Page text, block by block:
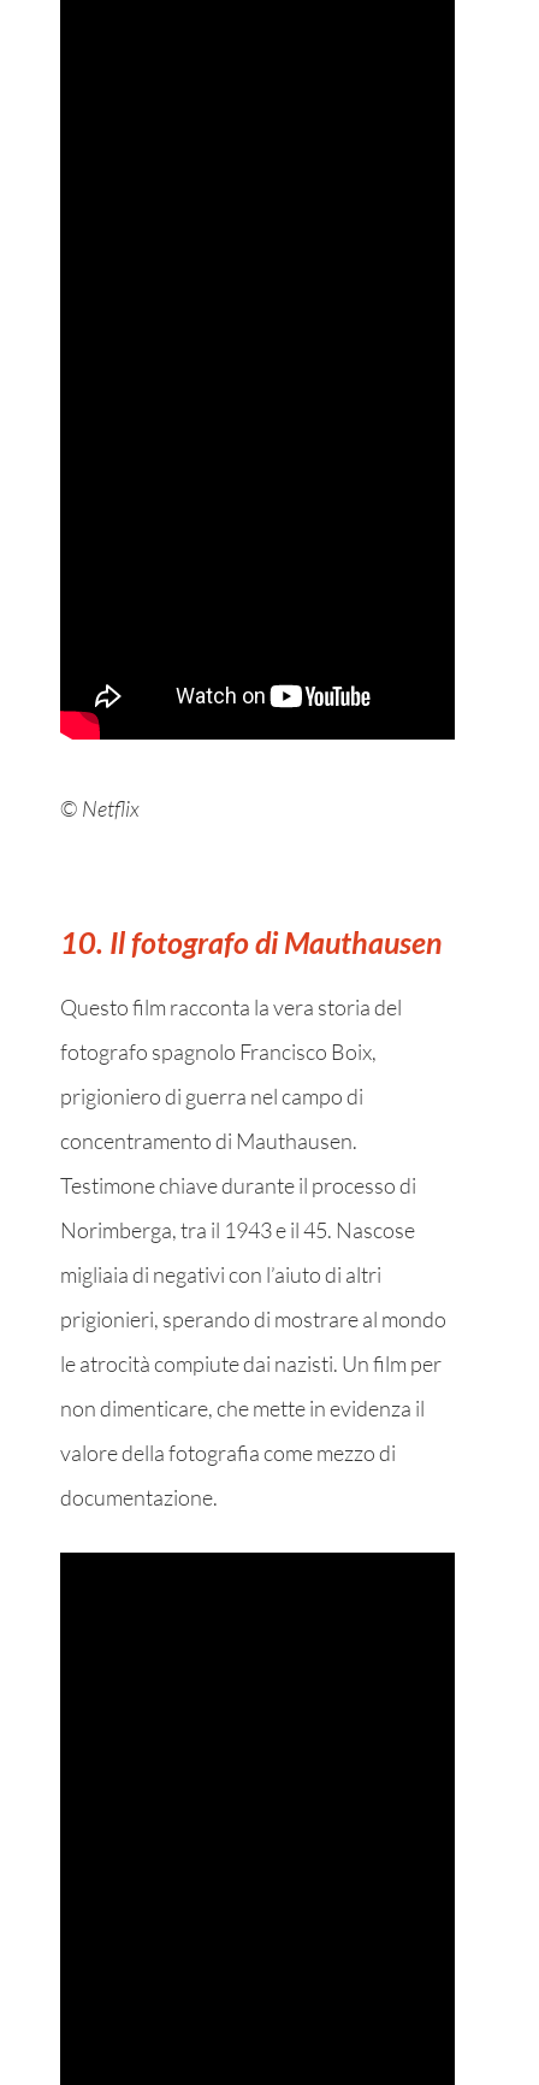
© Netflix
10. Il fotografo di Mauthausen
Questo film racconta la vera storia del
fotografo spagnolo Francisco Boix,
prigioniero di guerra nel campo di
concentramento di Mauthausen.
Testimone chiave durante il processo di
Norimberga, tra il 1943 e il 45. Nascose
migliaia di negativi con l’aiuto di altri
prigionieri, sperando di mostrare al mondo
le atrocità compiute dai nazisti. Un film per
non dimenticare, che mette in evidenza il
valore della fotografia come mezzo di
documentazione.